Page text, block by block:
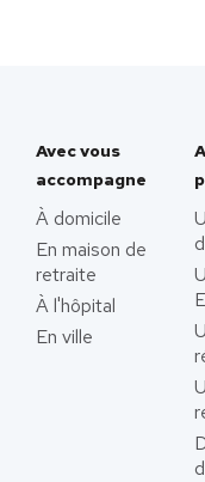
Avec vous
accompagne
À domicile
En maison de
retraite
À l'hôpital
En ville